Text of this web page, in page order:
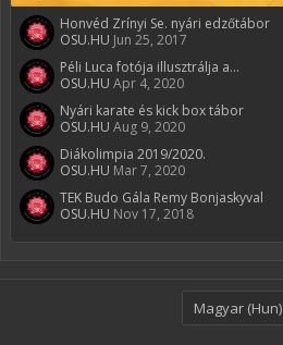
Honvéd Zrínyi Se. nyári edzőtábor
OSU.HU Jun 25, 2017
Péli Luca fotója illusztrálja a...
OSU.HU Apr 4, 2020
Nyári karate és kick box tábor
OSU.HU Aug 9, 2020
Diákolimpia 2019/2020.
OSU.HU Mar 7, 2020
TEK Budo Gála Remy Bonjaskyval
OSU.HU Nov 17, 2018
Magyar (Hun)